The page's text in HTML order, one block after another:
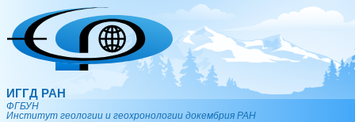
Перейти к основному содержанию
ИГГД РАН
ФГБУН
Институт геологии и геохронологии докембрия РАН